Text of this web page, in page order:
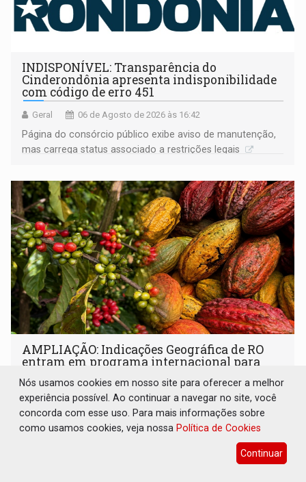
INDISPONÍVEL: Transparência do
Cinderondônia apresenta indisponibilidade
com código de erro 451
Geral 06 de Agosto de 2026 às 16:42
Página do consórcio público exibe aviso de manutenção,
mas carrega status associado a restrições legais
AMPLIAÇÃO: Indicações Geográfica de RO
entram em programa internacional para
Geral 06 de Agosto de 2026 às 16:42
CAFERON e CACAURON receberão apoio para ampliar
mercados, atrair investimentos e fortalecer negócios
Nós usamos cookies em nosso site para oferecer a melhor
experiência possível. Ao continuar a navegar no site, você
concorda com esse uso. Para mais informações sobre
como usamos cookies, veja nossa Política de Cookies
Continuar